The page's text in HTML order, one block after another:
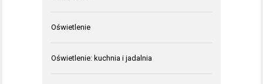
Oświetlenie
Oświetlenie: kuchnia i jadalnia